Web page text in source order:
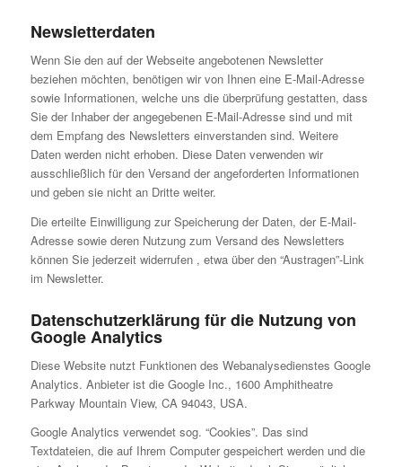
Newsletterdaten
Wenn Sie den auf der Webseite angebotenen Newsletter
beziehen möchten, benötigen wir von Ihnen eine E-Mail-Adresse
sowie Informationen, welche uns die überprüfung gestatten, dass
Sie der Inhaber der angegebenen E-Mail-Adresse sind und mit
dem Empfang des Newsletters einverstanden sind. Weitere
Daten werden nicht erhoben. Diese Daten verwenden wir
ausschließlich für den Versand der angeforderten Informationen
und geben sie nicht an Dritte weiter.
Die erteilte Einwilligung zur Speicherung der Daten, der E-Mail-
Adresse sowie deren Nutzung zum Versand des Newsletters
können Sie jederzeit widerrufen , etwa über den “Austragen”-Link
im Newsletter.
Datenschutzerklärung für die Nutzung von
Google Analytics
Diese Website nutzt Funktionen des Webanalysedienstes Google
Analytics. Anbieter ist die Google Inc., 1600 Amphitheatre
Parkway Mountain View, CA 94043, USA.
Google Analytics verwendet sog. “Cookies”. Das sind
Textdateien, die auf Ihrem Computer gespeichert werden und die